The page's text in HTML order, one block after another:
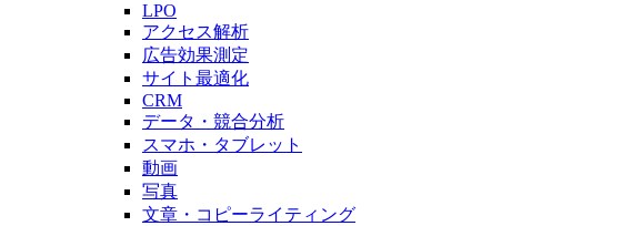
LPO
アクセス解析
広告効果測定
サイト最適化
CRM
データ・競合分析
スマホ・タブレット
動画
写真
文章・コピーライティング